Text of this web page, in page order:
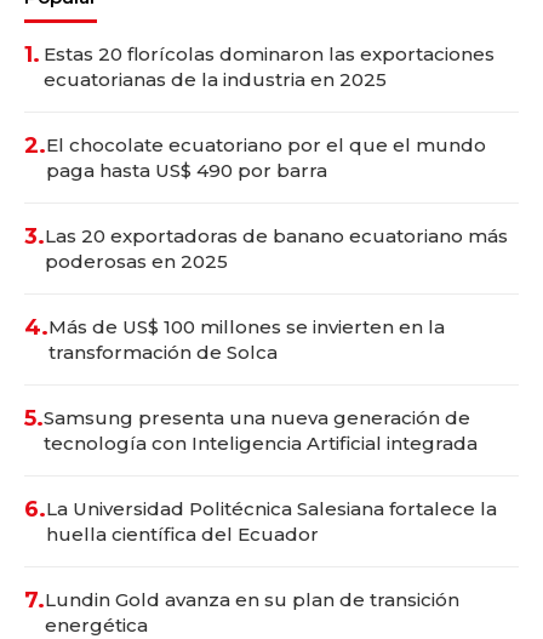
1. Estas 20 florícolas dominaron las exportaciones
ecuatorianas de la industria en 2025
2.El chocolate ecuatoriano por el que el mundo
paga hasta US$ 490 por barra
3.Las 20 exportadoras de banano ecuatoriano más
poderosas en 2025
4.Más de US$ 100 millones se invierten en la
transformación de Solca
5.Samsung presenta una nueva generación de
tecnología con Inteligencia Artificial integrada
6.La Universidad Politécnica Salesiana fortalece la
huella científica del Ecuador
7.Lundin Gold avanza en su plan de transición
energética